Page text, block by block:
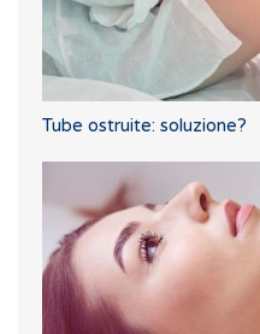
Tube ostruite: soluzione?